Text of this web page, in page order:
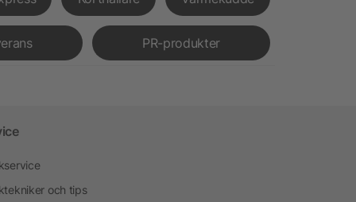
PR-produkter
och tips